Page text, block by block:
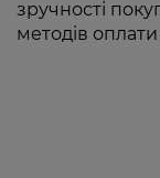
зручності
методів оплати